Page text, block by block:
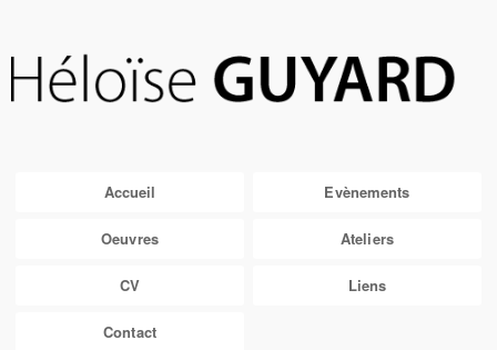
Accueil Evènements
Oeuvres Ateliers
CV Liens
Contact